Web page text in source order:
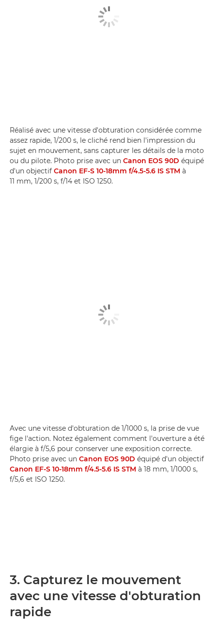
Réalisé avec une vitesse d'obturation considérée comme
assez rapide, 1/200 s, le cliché rend bien l'impression du
sujet en mouvement, sans capturer les détails de la moto
ou du pilote. Photo prise avec un Canon EOS 90D équipé
d'un objectif Canon EF-S 10-18mm f/4.5-5.6 IS STM à
11 mm, 1/200 s, f/14 et ISO 1250.
Avec une vitesse d'obturation de 1/1000 s, la prise de vue
fige l'action. Notez également comment l'ouverture a été
élargie à f/5,6 pour conserver une exposition correcte.
Photo prise avec un Canon EOS 90D équipé d'un objectif
Canon EF-S 10-18mm f/4.5-5.6 IS STM à 18 mm, 1/1000 s,
f/5,6 et ISO 1250.
3. Capturez le mouvement
avec une vitesse d'obturation
rapide